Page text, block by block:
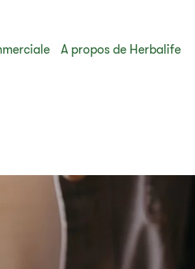
A propos de Herbalife